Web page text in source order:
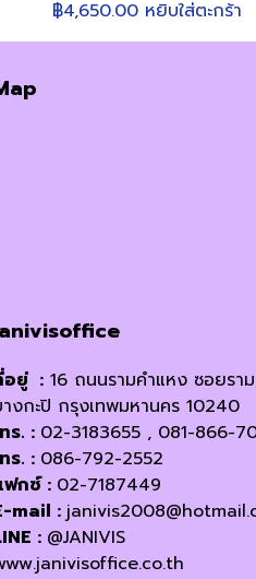
฿4,650.00 หยิบใส่ตะกร้า
อยู่ : 16 ถนนรามคำแหง ซอยรา
งกะปิ กรุงเทพมหานคร 10240
ร. : 02-3183655 , 081-866-
ร. : 086-792-2552
กซ์ : 02-7187449
mail :
: @JANIVIS